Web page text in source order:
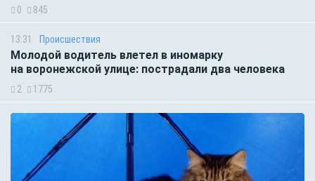
0 845
13:31 Происшествия
Молодой водитель влетел в иномарку
на воронежской улице: пострадали два человека
2 1775